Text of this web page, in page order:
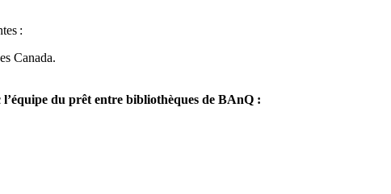
:
Canada.
l’équipe du prêt entre bibliothèques de BAnQ :